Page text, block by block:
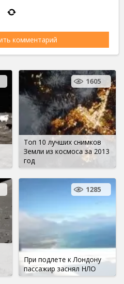
Топ 10 лучших снимков
Земли из космоса за 2013
год
1605
При подлете к Лондону
пассажир заснял НЛО
1285